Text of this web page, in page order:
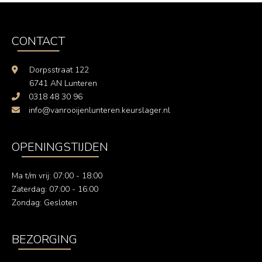
CONTACT
Dorpsstraat 122
6741 AN Lunteren
0318 48 30 96
info@vanrooijenlunteren.keurslager.nl
OPENINGSTIJDEN
Ma t/m vrij: 07:00 - 18:00
Zaterdag: 07:00 - 16:00
Zondag: Gesloten
BEZORGING